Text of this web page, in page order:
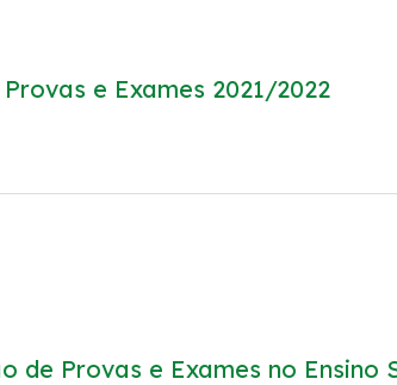
e Exames 2021/2022
Provas e Exames no Ensino